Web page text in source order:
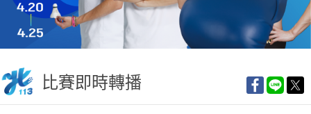
比賽即時轉播